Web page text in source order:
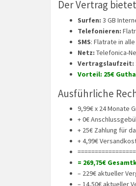
Der Vertrag
Surfen: 3 GB
Telefonieren:
SMS: Flatrate in
Netz: Telefonica-
Vertragslaufzeit:
Vorteil: 25€
Ausführliche
9,99€ x 24 Monate
+ 0€
+ 25€ Zahlung für
+ 4,99€
= 269,75€
– 229€ aktueller
– 14,50€ aktueller